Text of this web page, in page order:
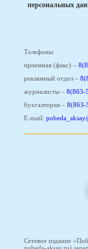
персональных
Телефоны:
приемная (факс) –
рекламный отдел –
журналисты – 8(863-
бухгалтерия – 8(863-
E-mail:
Сетевое издание